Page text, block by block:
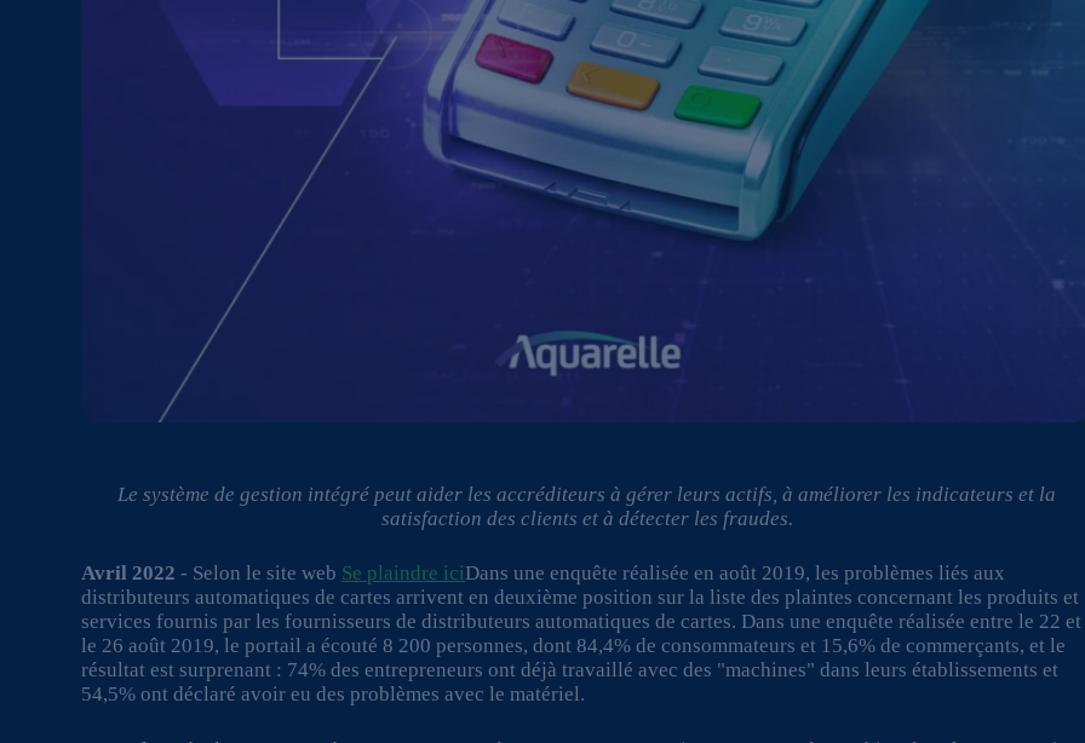
Le système de gestion intégré peut aider les accréditeurs à gérer leurs actifs, à améliorer les indicateurs et la
satisfaction des clients et à détecter les fraudes.
Avril 2022 - Selon le site web Se plaindre iciDans une enquête réalisée en août 2019, les problèmes liés aux
distributeurs automatiques de cartes arrivent en deuxième position sur la liste des plaintes concernant les produits et
services fournis par les fournisseurs de distributeurs automatiques de cartes. Dans une enquête réalisée entre le 22 et
le 26 août 2019, le portail a écouté 8 200 personnes, dont 84,4% de consommateurs et 15,6% de commerçants, et le
résultat est surprenant : 74% des entrepreneurs ont déjà travaillé avec des "machines" dans leurs établissements et
54,5% ont déclaré avoir eu des problèmes avec le matériel.